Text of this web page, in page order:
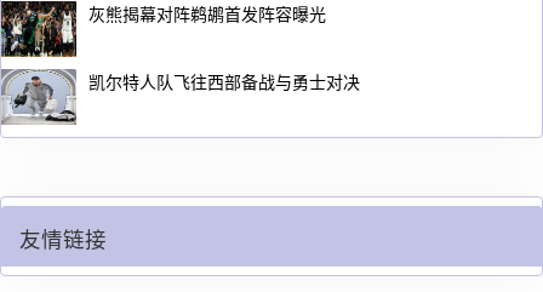
灰熊揭幕对阵鹈鹕首发阵容曝光
凯尔特人队飞往西部备战与勇士对决
友情链接